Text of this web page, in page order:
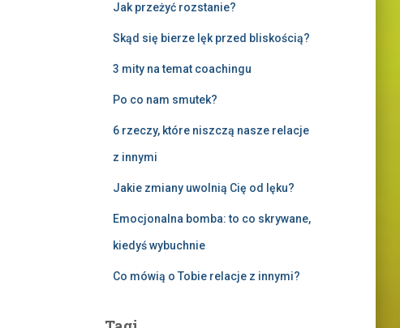
Jak przeżyć rozstanie?
Skąd się bierze lęk przed bliskością?
3 mity na temat coachingu
Po co nam smutek?
6 rzeczy, które niszczą nasze relacje
z innymi
Jakie zmiany uwolnią Cię od lęku?
Emocjonalna bomba: to co skrywane,
kiedyś wybuchnie
Co mówią o Tobie relacje z innymi?